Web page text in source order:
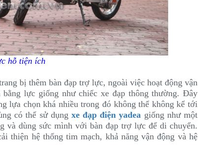
hỗ tiện ích
bị thêm bàn đạp trợ lực, ngoài việc hoạt động vận
lực giống như chiếc xe đạp thông thường. Đây
lựa chọn khá nhiều trong đó không thể không kể tới
có thể sử dụng xe đạp điện yadea giống như một
và dùng sức mình với bàn đạp trợ lực để di chuyển.
thiện hệ thống tim mạch, khả năng vận động và hệ